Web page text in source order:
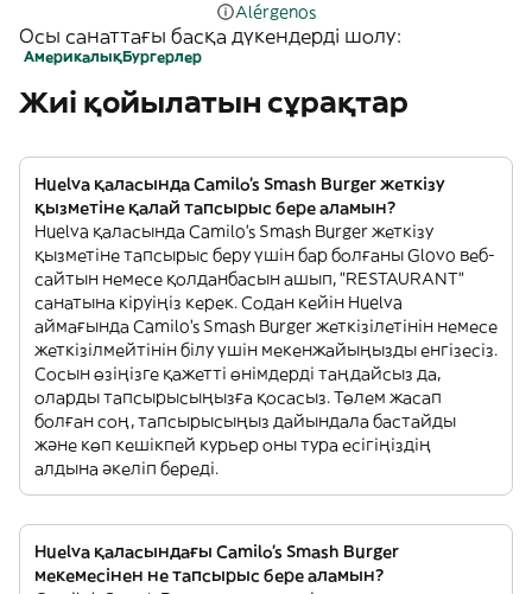
Alérgenos
Осы санаттағы басқа дүкендерді шолу:
АмерикалықБургерлер
Жиі қойылатын сұрақтар
Huelva қаласында Camilo's Smash Burger жеткізу
қызметіне қалай тапсырыс бере аламын?
Huelva қаласында Camilo's Smash Burger жеткізу
қызметіне тапсырыс беру үшін бар болғаны Glovo веб-
сайтын немесе қолданбасын ашып, "RESTAURANT"
санатына кіруіңіз керек. Содан кейін Huelva
аймағында Camilo's Smash Burger жеткізілетінін немесе
жеткізілмейтінін білу үшін мекенжайыңызды енгізесіз.
Сосын өзіңізге қажетті өнімдерді таңдайсыз да,
оларды тапсырысыңызға қосасыз. Төлем жасап
болған соң, тапсырысыңыз дайындала бастайды
және көп кешікпей курьер оны тура есігіңіздің
алдына әкеліп береді.
Huelva қаласындағы Camilo's Smash Burger
мекемесінен не тапсырыс бере аламын?